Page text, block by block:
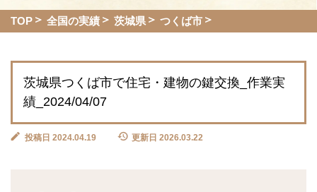
TOP 全国の実績 茨城県 つくば市
茨城県つくば市で住宅・建物の鍵交換_作業実
績_2024/04/07
投稿日 2024.04.19 更新日 2026.03.22